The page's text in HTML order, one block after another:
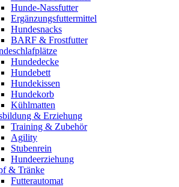
Hunde-Nassfutter
Ergänzungsfuttermittel
Hundesnacks
BARF & Frostfutter
Hundedecke
Hundebett
Hundekissen
Hundekorb
Kühlmatten
& Erziehung
Training & Zubehör
Agility
Stubenrein
Hundeerziehung
& Tränke
Futterautomat